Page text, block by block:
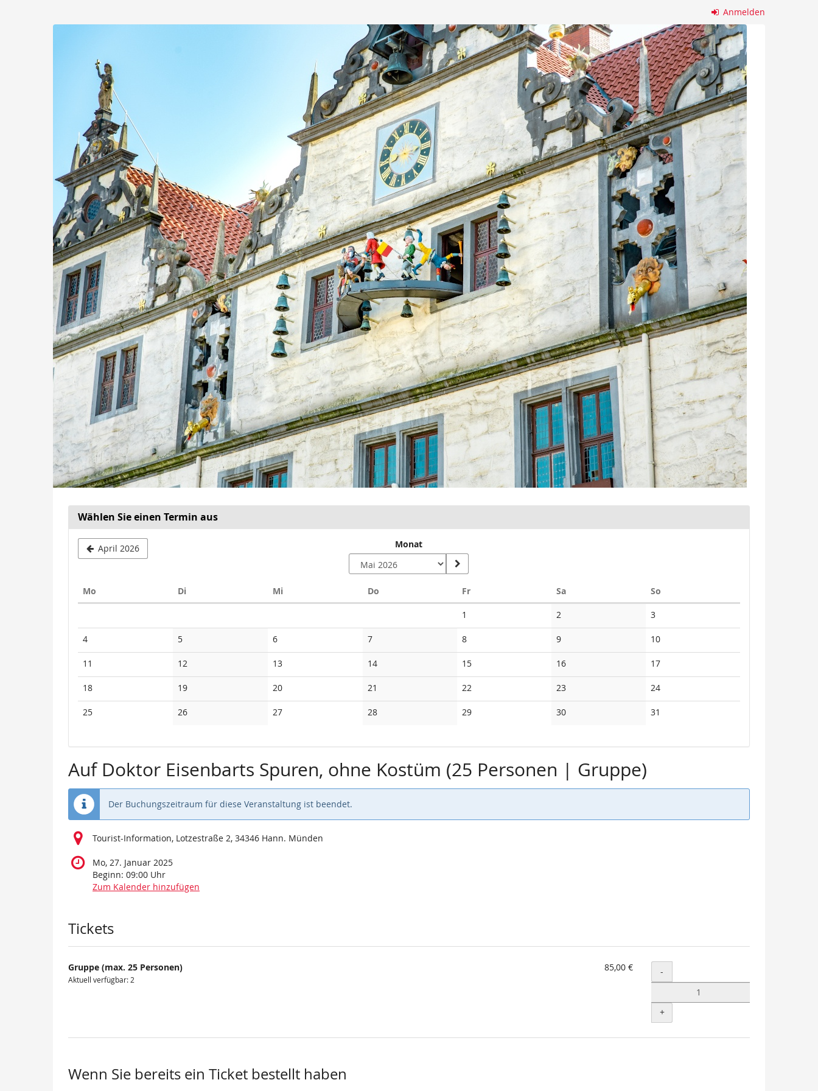
Anmelden
Wählen Sie einen Termin aus
April 2026 Monat
Mo DiDienstag MiMittwoch Do FrFreitag SaSamstag So
1
Veranstaltungen
2
Veranstaltungen
3Keine
Veranstaltungen
4Keine
Veranstaltungen
5Keine
Veranstaltungen
6Keine
Veranstaltungen
7Keine
Veranstaltungen
8Keine
Veranstaltungen
9Keine
Veranstaltungen
10Keine
Veranstaltungen
11
Veranstaltungen
12
Veranstaltungen
13Keine
Veranstaltungen
14Keine
Veranstaltungen
15Keine
Veranstaltungen
16Keine
Veranstaltungen
17Keine
Veranstaltungen
18Keine
Veranstaltungen
19Keine
Veranstaltungen
20Keine
Veranstaltungen
21
Veranstaltungen
22
Veranstaltungen
23Keine
Veranstaltungen
24Keine
Veranstaltungen
25Keine
26Keine
27Keine
28Keine
29Keine
30Keine
31
Auf Doktor Eisenbarts Spuren, ohne Kostüm (25 Personen | Gruppe)
Der Buchungszeitraum für diese Veranstaltung ist beendet.
Tourist-Information, Lotzestraße 2, 34346 Hann. Münden
Mo, 27. Januar 2025
Beginn: 09:00 Uhr
Zum Kalender hinzufügen
Produkte
Tickets
Gruppe (max. 25 Personen)
Aktuell verfügbar: 2
85,00 € Menge
-
+
Wenn Sie bereits ein Ticket bestellt haben